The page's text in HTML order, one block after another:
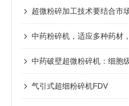
气引式超细粉碎机FDV